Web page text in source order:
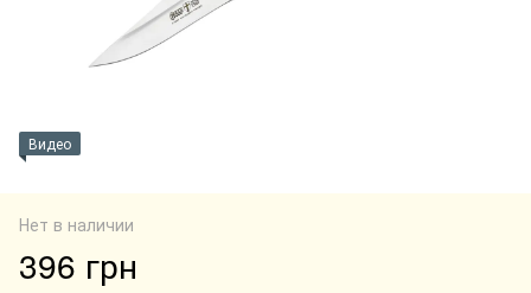
Видео
Нет в наличии
396 грн